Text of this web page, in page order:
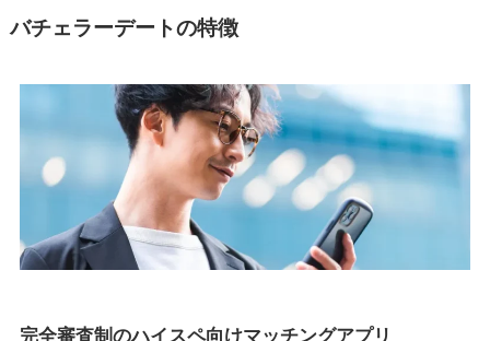
バチェラーデートの特徴
完全審査制のハイスペ向けマッチングアプリ